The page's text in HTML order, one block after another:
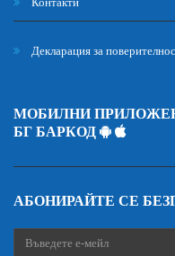
Декларация за
МОБИЛНИ
БГ БАРКОД
АБОНИРАЙТЕ СЕ